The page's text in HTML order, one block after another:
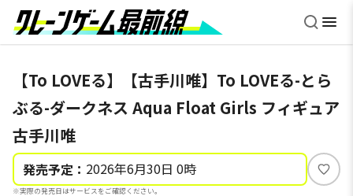
【To LOVEる】【古手川唯】To LOVEる-とら
ぶる-ダークネス Aqua Float Girls フィギュア
古手川唯
発売予定： 2026年6月30日 0時
※実際の発売日はサービスをご確認ください。
い